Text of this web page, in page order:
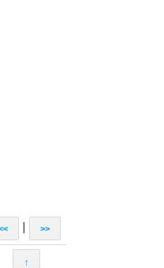
>>
↑